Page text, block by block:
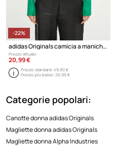
-22%
adidas Originals camicia a maniche lunghe Longsleeve 3S Tee
Prezzo attuale:
20,99 €
Prezzo standard:49,90 €
Prezzo più basso:26,99 €
Categorie popolari:
Canotte donna adidas Originals
Magliette donna adidas Originals
Magliette donna Alpha Industries